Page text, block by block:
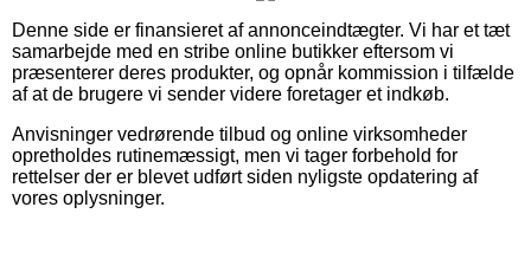
Denne side er finansieret af annonceindtægter. Vi har et tæt
samarbejde med en stribe online butikker eftersom vi
præsenterer deres produkter, og opnår kommission i tilfælde
af at de brugere vi sender videre foretager et indkøb.
Anvisninger vedrørende tilbud og online virksomheder
opretholdes rutinemæssigt, men vi tager forbehold for
rettelser der er blevet udført siden nyligste opdatering af
vores oplysninger.